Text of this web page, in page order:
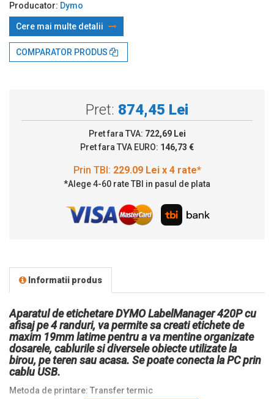
Producator: Dymo
Cere mai multe detalii
COMPARATOR PRODUS
Pret: 874,45 Lei
Pret fara TVA: 722,69 Lei
Pret fara TVA EURO: 146,73 €
Prin TBI:229.09 Lei x 4 rate*
*Alege 4-60 rate TBI in pasul de plata
Informatii produs
Aparatul de etichetare DYMO LabelManager 420P cu
afisaj pe 4 randuri, va permite sa creati etichete de
maxim 19mm latime pentru a va mentine organizate
dosarele, cablurile si diversele obiecte utilizate la
birou, pe teren sau acasa. Se poate conecta la PC prin
cablu USB.
Metoda de printare: Transfer termic